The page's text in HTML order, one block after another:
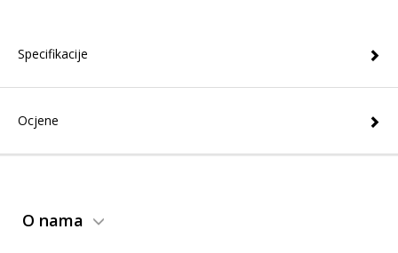
Specifikacije
Ocjene
O nama